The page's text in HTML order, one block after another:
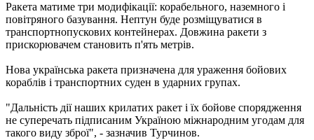
Ракета матиме три модифікації: корабельного, наземного і
повітряного базування. Нептун буде розміщуватися в
транспортнопускових контейнерах. Довжина ракети з
прискорювачем становить п'ять метрів.
Нова українська ракета призначена для ураження бойових
кораблів і транспортних суден в ударних групах.
"Дальність дії наших крилатих ракет і їх бойове спорядження
не суперечать підписаним Україною міжнародним угодам для
такого виду зброї", - зазначив Турчинов.